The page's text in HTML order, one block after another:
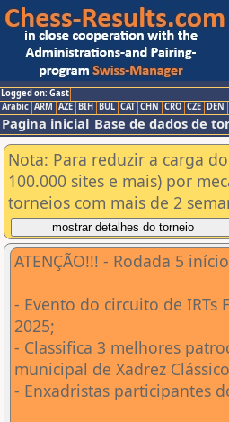
Logged on: Gast
Arabic ARM AZE BIH BUL CAT CHN CRO CZE DEN
Pagina inicial Base de dados de
Nota: Para reduzir a carga
100.000 sites e mais) por
torneios com mais de 2
ATENÇÃO!!! - Rodada 5
- Evento do circuito de IRTs
2025;
- Classifica 3 melhores
municipal de Xadrez
- Enxadristas participantes